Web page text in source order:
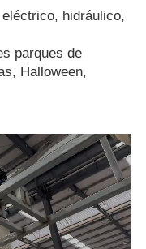
hidráulico,
parques de
Halloween,